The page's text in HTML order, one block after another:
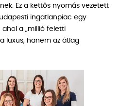
Ez a kettős nyomás vezetett
ingatlanpiac egy
a „millió feletti
luxus, hanem az átlag